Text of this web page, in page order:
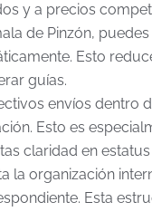
y a precios
de Pinzón,
Esto
guías.
envíos dentro
Esto es
claridad en
la organización
Esta